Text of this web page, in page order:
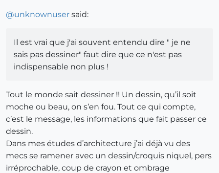
@unknownuser said:
Il est vrai que j'ai souvent entendu dire " je ne
sais pas dessiner" faut dire que ce n'est pas
indispensable non plus !
Tout le monde sait dessiner !! Un dessin, qu’il soit
moche ou beau, on s’en fou. Tout ce qui compte,
c’est le message, les informations que fait passer ce
dessin.
Dans mes études d’architecture j’ai déjà vu des
mecs se ramener avec un dessin/croquis niquel, pers
irréprochable, coup de crayon et ombrage